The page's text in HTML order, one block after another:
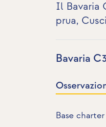
Il Bavaria
prua,
Bavaria
Base charter